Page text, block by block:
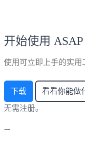
开始使用
使用可立即上手的实用
下载 看看你能做
无需注册。